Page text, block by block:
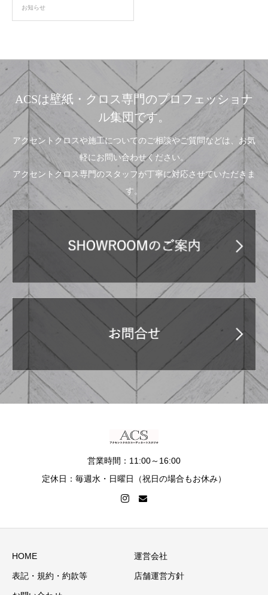
お知らせ
ACSは壁紙・クロス専門のプロフェッショナ
ル集団です。
アクセントクロスや施工についてのご相談やご質問などは、お気
軽にお問い合わせください。
アクセントクロス専門のスタッフが丁寧に対応させていただきま
す。
営業時間：11:00～16:00
定休日：毎週水・日曜日（祝日の場合もお休み）
HOME 運営会社
表記・規約・約款等 店舗運営方針